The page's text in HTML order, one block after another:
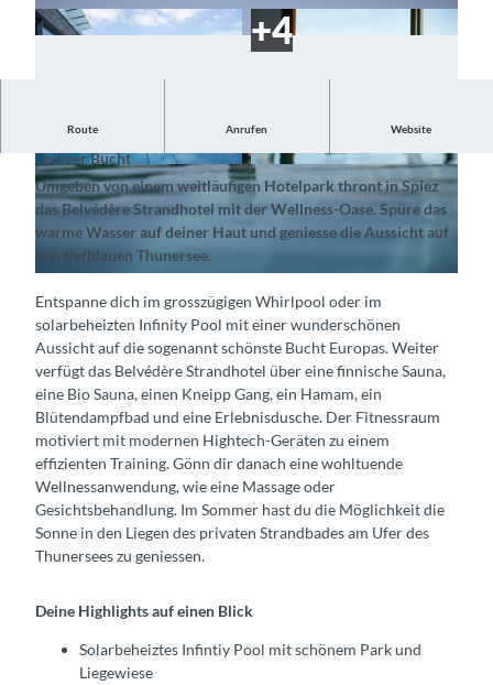
©CC-BY-SA
Route Anrufen Website
Erholung im solarbeheiztem Infintiy Pool mit Sicht auf die
Spiezer Bucht
Umgeben von einem weitläufigen Hotelpark thront in Spiez
das Belvédère Strandhotel mit der Wellness-Oase. Spüre das
warme Wasser auf deiner Haut und geniesse die Aussicht auf
den tiefblauen Thunersee.
Entspanne dich im grosszügigen Whirlpool oder im
solarbeheizten Infinity Pool mit einer wunderschönen
Aussicht auf die sogenannt schönste Bucht Europas. Weiter
verfügt das Belvédère Strandhotel über eine finnische Sauna,
eine Bio Sauna, einen Kneipp Gang, ein Hamam, ein
Blütendampfbad und eine Erlebnisdusche. Der Fitnessraum
motiviert mit modernen Hightech-Geräten zu einem
effizienten Training. Gönn dir danach eine wohltuende
Wellnessanwendung, wie eine Massage oder
Gesichtsbehandlung. Im Sommer hast du die Möglichkeit die
Sonne in den Liegen des privaten Strandbades am Ufer des
Thunersees zu geniessen.
Deine Highlights auf einen Blick
Solarbeheiztes Infintiy Pool mit schönem Park und
Liegewiese